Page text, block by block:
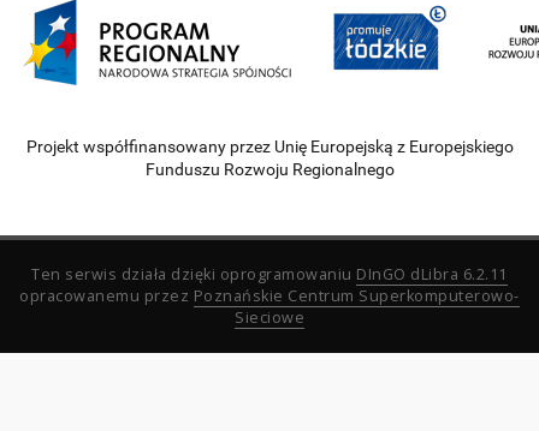
Projekt współfinansowany przez Unię Europejską z Europejskiego
Funduszu Rozwoju Regionalnego
Ten serwis działa dzięki oprogramowaniu DInGO dLibra 6.2.11
opracowanemu przez Poznańskie Centrum Superkomputerowo-
Sieciowe